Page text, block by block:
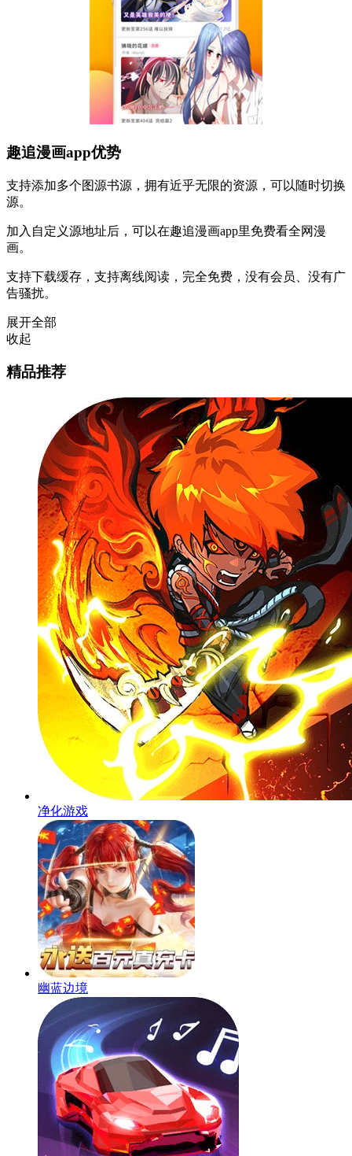
趣追漫画app优势
支持添加多个图源书源，拥有近乎无限的资源，可以随时切换
源。
加入自定义源地址后，可以在趣追漫画app里免费看全网漫
画。
支持下载缓存，支持离线阅读，完全免费，没有会员、没有广
告骚扰。
展开全部
收起
精品推荐
净化游戏
幽蓝边境